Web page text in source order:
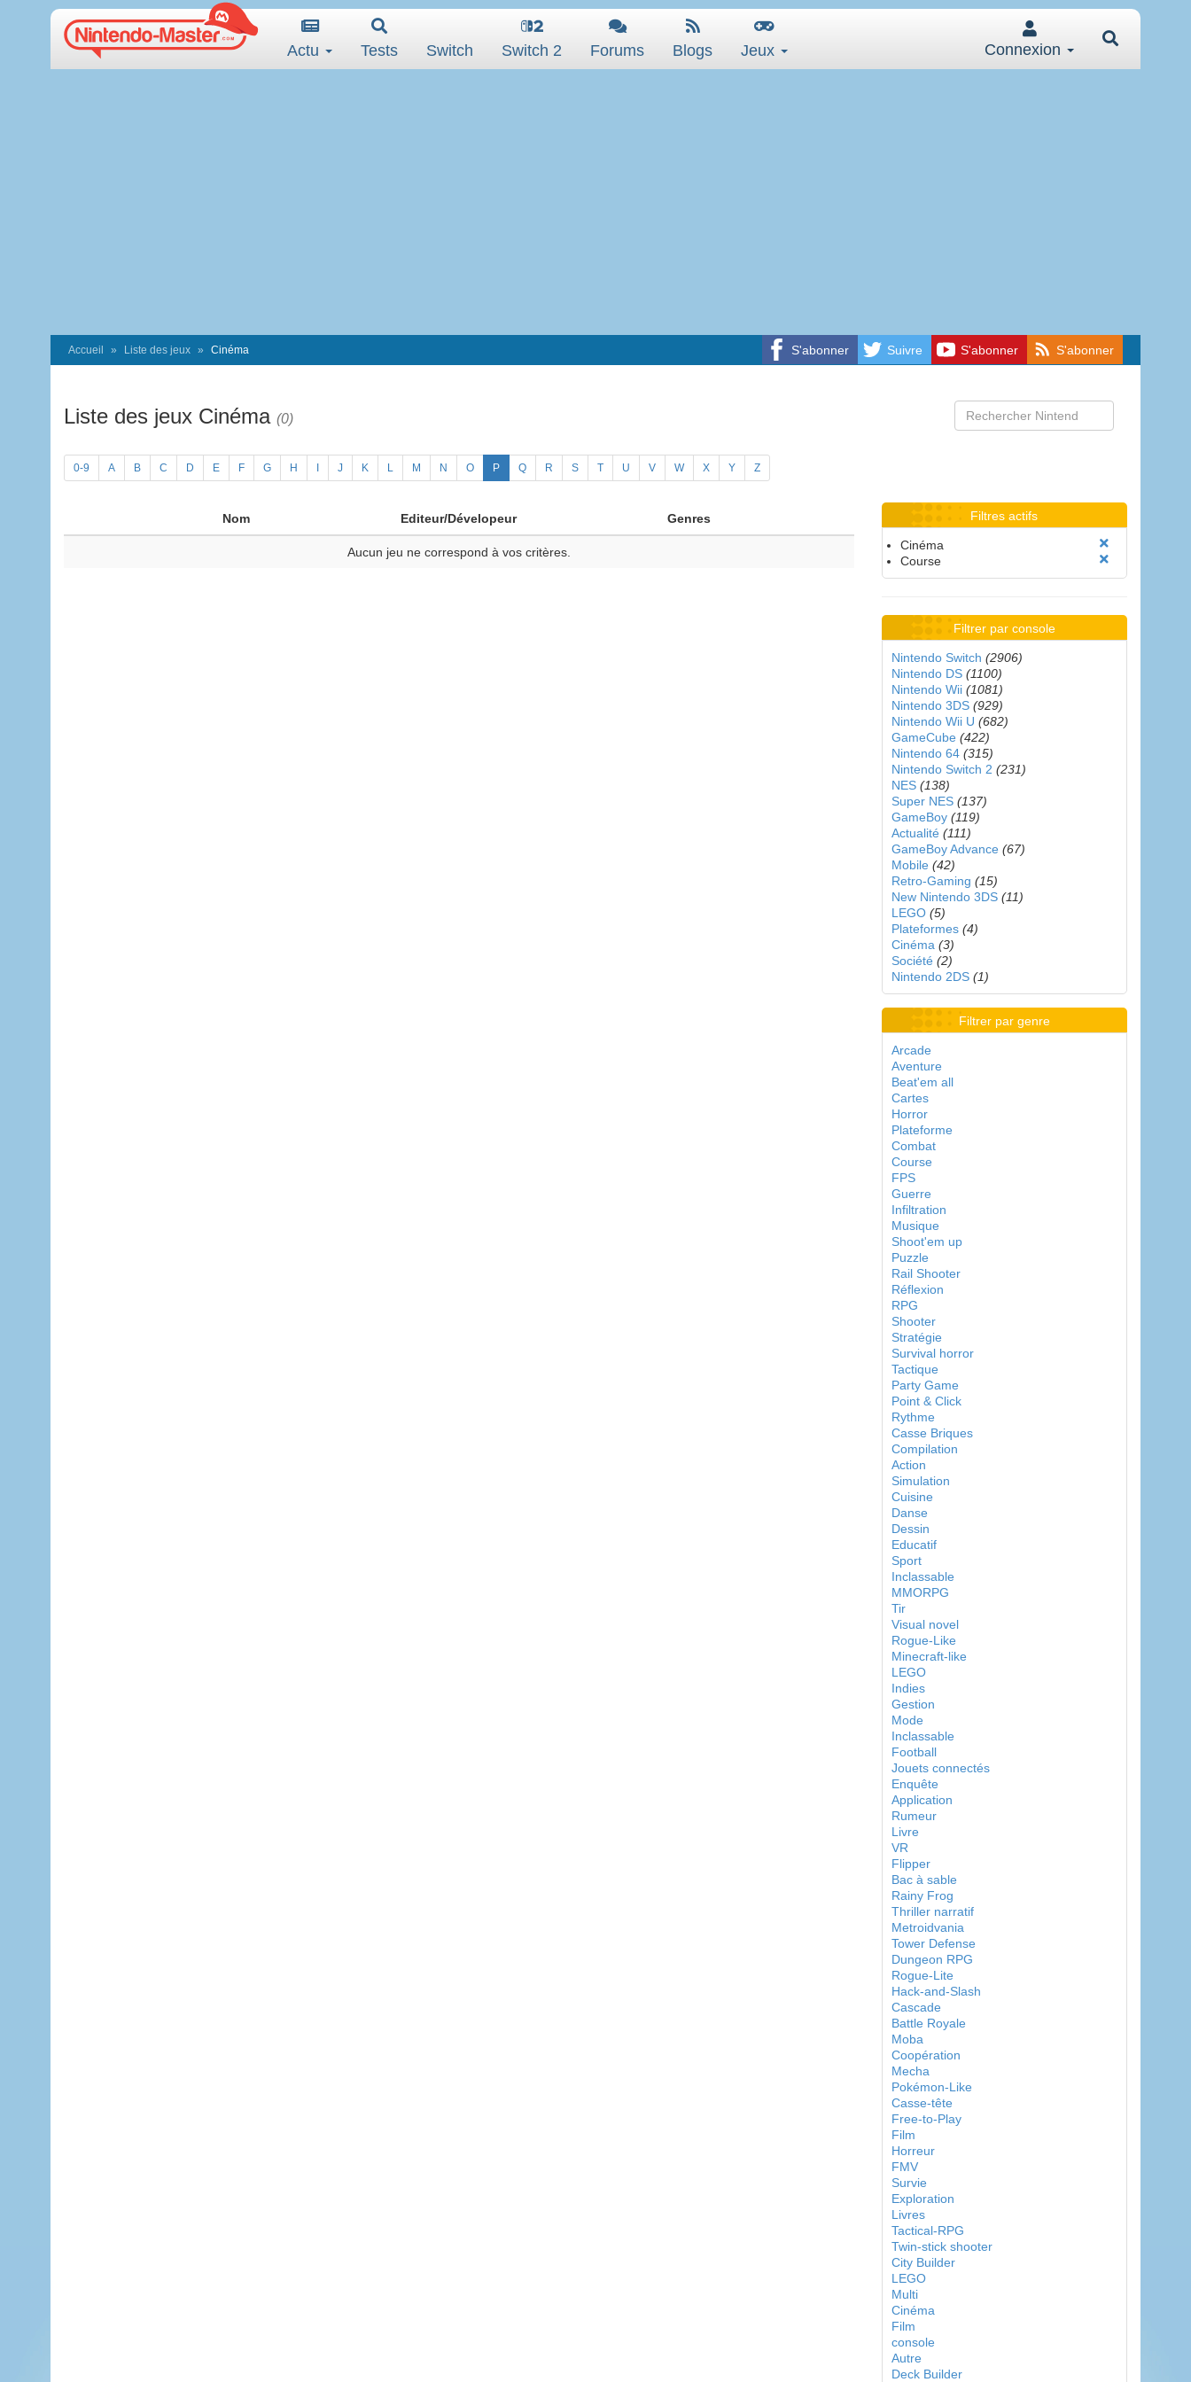
Actu Tests Switch Switch 2 Forums Blogs Jeux Connexion
S'abonner Suivre S'abonner S'abonner
Accueil Liste des jeux Cinéma
Liste des jeux Cinéma (0)
0-9 A B C D E F G H J K L M N O P Q R S T U V W X Y Z
Nom Editeur/Dévelopeur Genres
Aucun jeu ne correspond à vos critères.
Filtres actifs
Cinéma
Course
Filtrer par console
Nintendo Switch (2906)
Nintendo DS (1100)
Nintendo Wii (1081)
Nintendo 3DS (929)
Nintendo Wii U (682)
GameCube (422)
Nintendo 64 (315)
Nintendo Switch 2 (231)
NES (138)
Super NES (137)
GameBoy (119)
Actualité (111)
GameBoy Advance (67)
Mobile (42)
Retro-Gaming (15)
New Nintendo 3DS (11)
LEGO (5)
Plateformes (4)
Cinéma (3)
Société (2)
Nintendo 2DS (1)
Filtrer par genre
Arcade
Aventure
Beat'em all
Cartes
Horror
Plateforme
Combat
Course
FPS
Guerre
Infiltration
Musique
Shoot'em up
Puzzle
Rail Shooter
Réflexion
RPG
Shooter
Stratégie
Survival horror
Tactique
Party Game
Point & Click
Rythme
Casse Briques
Compilation
Action
Simulation
Cuisine
Danse
Dessin
Educatif
Sport
Inclassable
MMORPG
Tir
Visual novel
Rogue-Like
Minecraft-like
LEGO
Indies
Gestion
Mode
Inclassable
Football
Jouets connectés
Enquête
Application
Rumeur
Livre
VR
Flipper
Bac à sable
Rainy Frog
Thriller narratif
Metroidvania
Tower Defense
Dungeon RPG
Rogue-Lite
Hack-and-Slash
Cascade
Battle Royale
Moba
Coopération
Mecha
Pokémon-Like
Casse-tête
Free-to-Play
Film
Horreur
FMV
Survie
Exploration
Livres
Tactical-RPG
Twin-stick shooter
City Builder
LEGO
Multi
Cinéma
Film
console
Autre
Deck Builder